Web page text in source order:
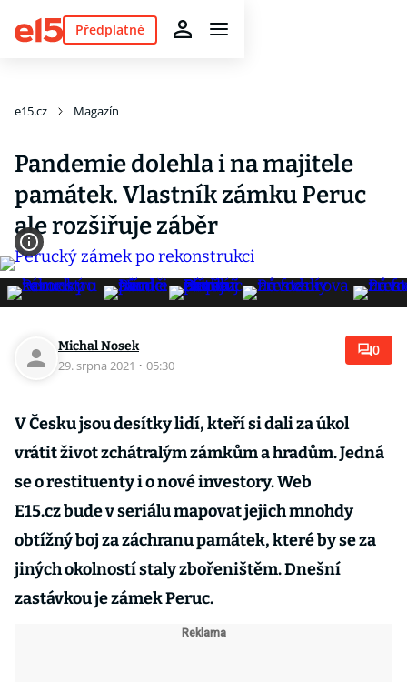
Předplatné
e15.cz Magazín
Pandemie dolehla i na majitele
památek. Vlastník zámku Peruc
ale rozšiřuje záběr
Michal Nosek
29. srpna 2021 · 05:30
0
V Česku jsou desítky lidí, kteří si dali za úkol
vrátit život zchátralým zámkům a hradům. Jedná
se o restituenty i o nové investory. Web
E15.cz bude v seriálu mapovat jejich mnohdy
obtížný boj za záchranu památek, které by se za
jiných okolností staly zbořeništěm. Dnešní
zastávkou je zámek Peruc.